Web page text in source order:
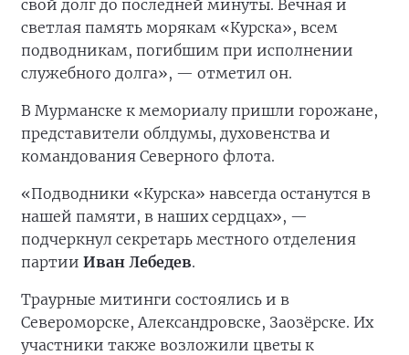
свой долг до последней минуты. Вечная и
светлая память морякам «Курска», всем
подводникам, погибшим при исполнении
служебного долга», — отметил он.
В Мурманске к мемориалу пришли горожане,
представители облдумы, духовенства и
командования Северного флота.
«Подводники «Курска» навсегда останутся в
нашей памяти, в наших сердцах», —
подчеркнул секретарь местного отделения
партии Иван Лебедев.
Траурные митинги состоялись и в
Североморске, Александровске, Заозёрске. Их
участники также возложили цветы к